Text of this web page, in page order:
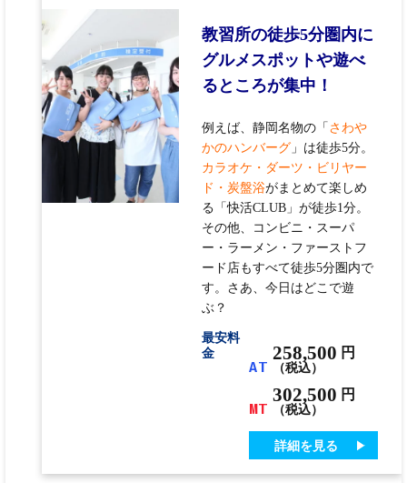
教習所の徒歩5分圏内に
グルメスポットや遊べ
るところが集中！
例えば、静岡名物の「さわや
かのハンバーグ 」は徒歩5分。
カラオケ・ダーツ・ビリヤー
ド・炭盤浴がまとめて楽しめ
る「快活CLUB」が徒歩1分。
その他、コンビニ・スーパ
ー・ラーメン・ファーストフ
ード店もすべて徒歩5分圏内で
す。さあ、今日はどこで遊
ぶ？
最安料
金
AT
258,500 円
（税込）
MT
302,500 円
（税込）
詳細を見る